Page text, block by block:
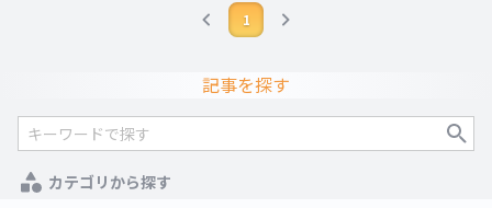
1
記事を探す
カテゴリから探す